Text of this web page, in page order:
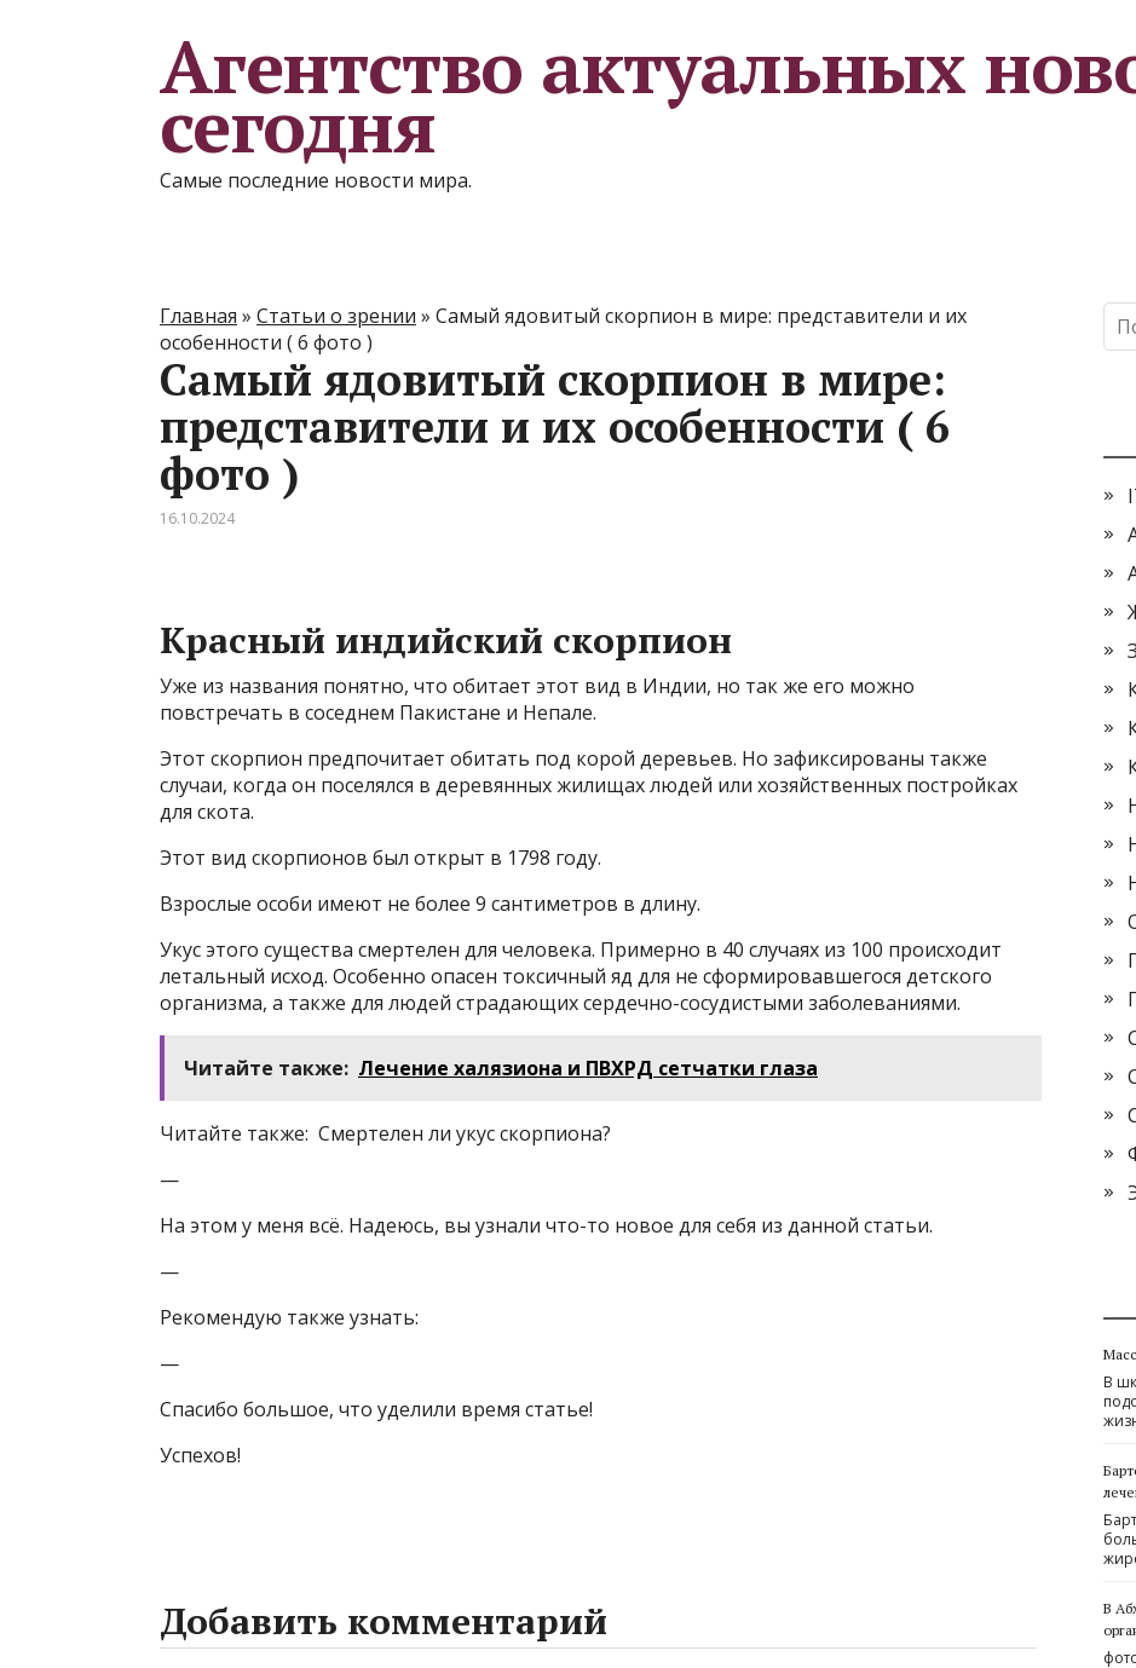
Агентство актуальных
сегодня
Самые последние новости мира.
Главная » Статьи о зрении » Самый ядовитый скорпион в мире: представители и их
особенности ( 6 фото )
Самый ядовитый скорпион в мире:
представители и их особенности ( 6
фото )
16.10.2024
Красный индийский скорпион
Уже из названия понятно, что обитает этот вид в Индии, но так же его можно
повстречать в соседнем Пакистане и Непале.
Этот скорпион предпочитает обитать под корой деревьев. Но зафиксированы также
случаи, когда он поселялся в деревянных жилищах людей или хозяйственных постройках
для скота.
Этот вид скорпионов был открыт в 1798 году.
Взрослые особи имеют не более 9 сантиметров в длину.
Укус этого существа смертелен для человека. Примерно в 40 случаях из 100 происходит
летальный исход. Особенно опасен токсичный яд для не сформировавшегося детского
организма, а также для людей страдающих сердечно-сосудистыми заболеваниями.
Читайте также: Лечение халязиона и ПВХРД сетчатки глаза
Читайте также: Смертелен ли укус скорпиона?
—
На этом у меня всё. Надеюсь, вы узнали что-то новое для себя из данной статьи.
—
Рекомендую также узнать:
—
Спасибо большое, что уделили время статье!
Успехов!
Добавить комментарий
В
В